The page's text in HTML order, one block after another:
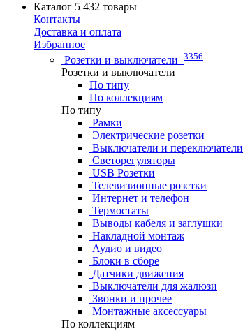
Каталог 5 432 товары
Контакты
Доставка и оплата
Избранное
Розетки и выключатели 3356
Розетки и выключатели
По типу
По коллекциям
По типу
Рамки
Электрические розетки
Выключатели и переключатели
Светорегуляторы
USB Розетки
Телевизионные розетки
Интернет и телефон
Термостаты
Выводы кабеля и заглушки
Накладной монтаж
Аудио и видео
Блоки в сборе
Датчики движения
Выключатели для жалюзи
Звонки и прочее
Монтажные аксессуары
По коллекциям